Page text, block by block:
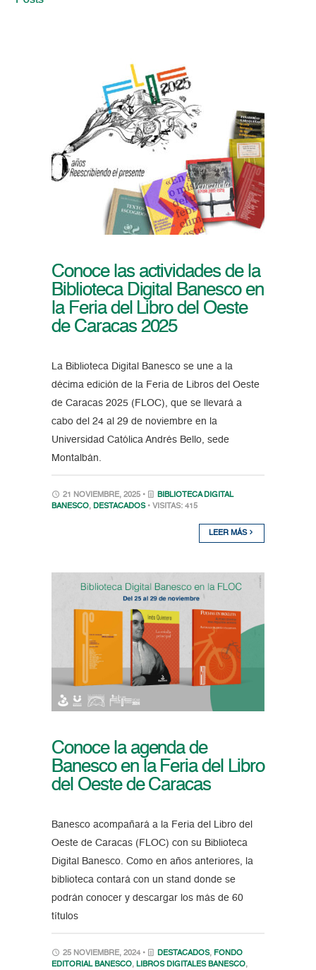
Conoce las actividades de la
Biblioteca Digital Banesco en
la Feria del Libro del Oeste
de Caracas 2025
La Biblioteca Digital Banesco se une a la
décima edición de la Feria de Libros del Oeste
de Caracas 2025 (FLOC), que se llevará a
cabo del 24 al 29 de noviembre en la
Universidad Católica Andrés Bello, sede
Montalbán.
21 NOVIEMBRE, 2025 •
BIBLIOTECA DIGITAL
BANESCO, DESTACADOS • VISITAS: 415
LEER MÁS
Conoce la agenda de
Banesco en la Feria del Libro
del Oeste de Caracas
Banesco acompañará a la Feria del Libro del
Oeste de Caracas (FLOC) con su Biblioteca
Digital Banesco. Como en años anteriores, la
biblioteca contará con un stand donde se
podrán conocer y descargar los más de 60
títulos
25 NOVIEMBRE, 2024 • DESTACADOS, FONDO
EDITORIAL BANESCO, LIBROS DIGITALES BANESCO,